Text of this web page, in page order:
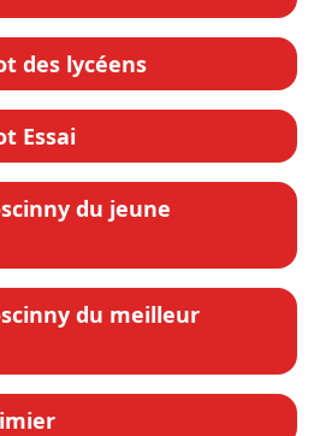
des lycéens
Essai
du jeune
du meilleur